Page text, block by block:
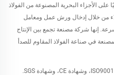
على الأجزاء البحرية المصنوعة من الفولاذ
من خلال إدخال ورش عمل ومعامل
إنها شركة مصنعة تجمع بين الإنتاج
في صناعة الفولاذ المقاوم للصدأ
حصلنا على شهادة نظام إدارة الجودة ISO9001:2008، وشهادة CE، وشهادة SGS.